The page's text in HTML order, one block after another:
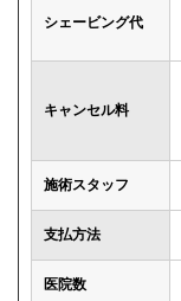
シェービング代
キャンセル料
施術スタッフ
支払方法
医院数